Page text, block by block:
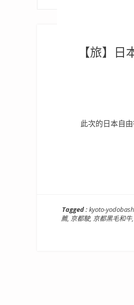
【旅】
此次的日本自
Tagged :kyoto-
薦, 京都駛, 京都黑毛和牛,